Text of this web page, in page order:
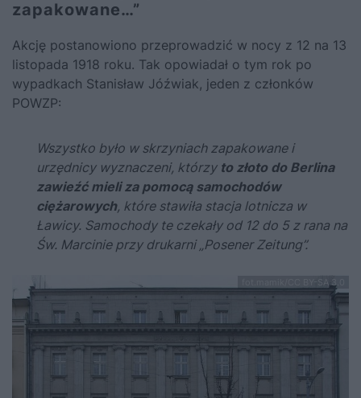
zapakowane…”
Akcję postanowiono przeprowadzić w nocy z 12 na 13
listopada 1918 roku. Tak opowiadał o tym rok po
wypadkach Stanisław Jóźwiak, jeden z członków
POWZP:
Wszystko było w skrzyniach zapakowane i
urzędnicy wyznaczeni, którzy to złoto do Berlina
zawieźć mieli za pomocą samochodów
ciężarowych, które stawiła stacja lotnicza w
Ławicy. Samochody te czekały od 12 do 5 z rana na
Św. Marcinie przy drukarni „Posener Zeitung”.
fot.mamik/CC BY-SA 3.0